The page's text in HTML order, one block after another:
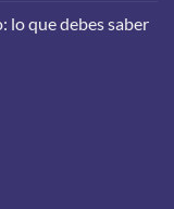
lo que debes saber